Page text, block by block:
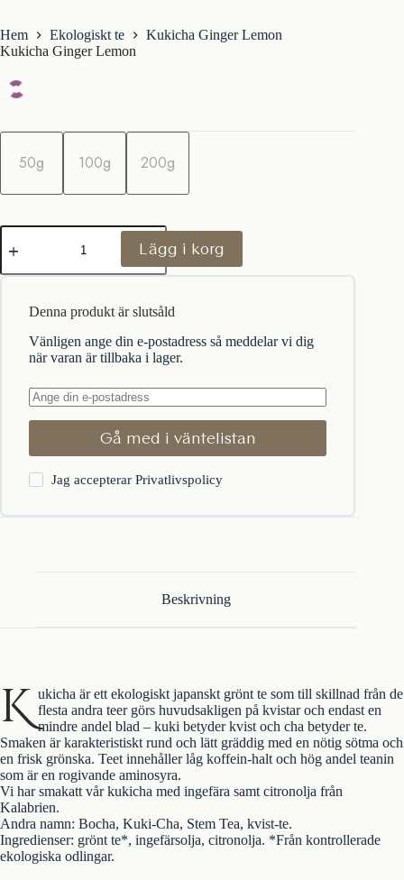
Hem Ekologiskt te
Kukicha Ginger Lemon
Kukicha Ginger Lemon
m
d
50g 100g 200g
Kukicha
Ginger
mängd
Lägg i korg
Denna produkt är slutsåld
Vänligen ange din e-postadress så meddelar vi dig
när varan är tillbaka i lager.
Gå med i väntelistan
Jag accepterarPrivatlivspolicy
Beskrivning
K ukicha är ett ekologiskt japanskt grönt te som till skillnad från de
flesta andra teer görs huvudsakligen på kvistar och endast en
mindre andel blad – kuki betyder kvist och cha betyder te.
Smaken är karakteristiskt rund och lätt gräddig med en nötig sötma och
en frisk grönska. Teet innehåller låg koffein-halt och hög andel teanin
som är en rogivande aminosyra.
Vi har smakatt vår kukicha med ingefära samt citronolja från
Kalabrien.
Andra namn: Bocha, Kuki-Cha, Stem Tea, kvist-te.
Ingredienser: grönt te*, ingefärsolja, citronolja. *Från kontrollerade
ekologiska odlingar.